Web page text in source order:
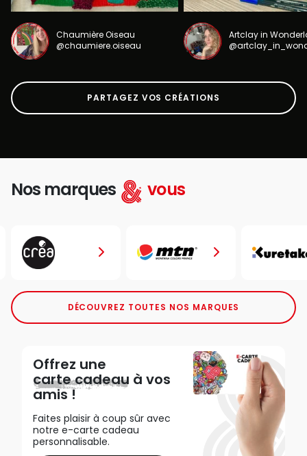
Chaumière Oiseau
@chaumiere.oiseau
Artclay in
PARTAGEZ VOS CRÉATIONS
Nos marques vous
DÉCOUVREZ TOUTES NOS MARQUES
Offrez une
carte cadeau à vos
amis !
Faites plaisir à coup sûr avec
notre e-carte cadeau
personnalisable.